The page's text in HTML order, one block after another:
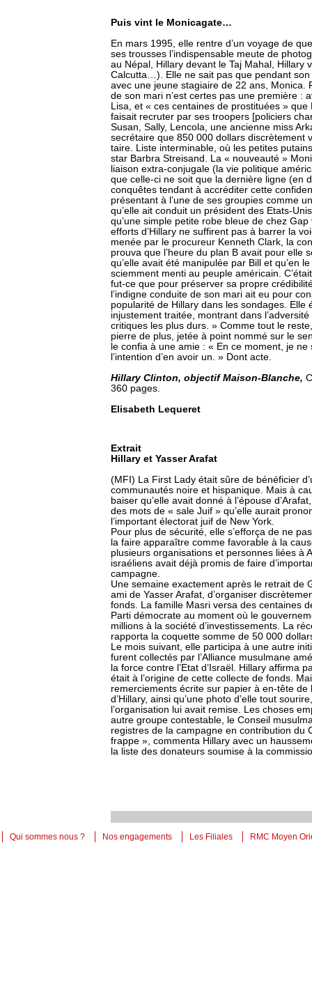
Puis vint le Monicagate…
En mars 1995, elle rentre d’un voyage de
ses trousses l’indispensable meute de
au Népal, Hillary devant le Taj Mahal, Hillary
Calcutta…). Elle ne sait pas que pendant
avec une jeune stagiaire de 22 ans, Monica.
de son mari n’est certes pas une première :
Lisa, et « ces centaines de prostituées » que
faisait recruter par ses troopers [policiers
Susan, Sally, Lencola, une ancienne miss
secrétaire que 850 000 dollars discrètement
taire. Liste interminable, où les petites
star Barbra Streisand. La « nouveauté »
liaison extra-conjugale (la vie politique
que celle-ci ne soit que la dernière ligne (en
conquêtes tendant à accréditer cette
présentant à l’une de ses groupies comme
qu’elle ait conduit un président des Etats-
qu’une simple petite robe bleue de chez
efforts d’Hillary ne suffirent pas à barrer la
menée par le procureur Kenneth Clark, la
prouva que l’heure du plan B avait pour elle
qu’elle avait été manipulée par Bill et qu’en
sciemment menti au peuple américain.
fut-ce que pour préserver sa propre
l’indigne conduite de son mari ait eu pour
popularité de Hillary dans les sondages. Elle
injustement traitée, montrant dans
critiques les plus durs. » Comme tout le
pierre de plus, jetée à point nommé sur le
le confia à une amie : « En ce moment, je ne
l’intention d’en avoir un. » Dont acte.
Hillary Clinton, objectif Maison-Blanche,
360 pages.
Elisabeth Lequeret
Extrait
Hillary et Yasser Arafat
(MFI) La First Lady était sûre de bénéficier
communautés noire et hispanique. Mais à
baiser qu’elle avait donné à l’épouse
des mots de « sale Juif » qu’elle aurait
l’important électorat juif de New York.
Pour plus de sécurité, elle s’efforça de ne
la faire apparaître comme favorable à la
plusieurs organisations et personnes liées à
israéliens avait déjà promis de faire
campagne.
Une semaine exactement après le retrait de
ami de Yasser Arafat, d’organiser
fonds. La famille Masri versa des centaines
Parti démocrate au moment où le
millions à la société d’investissements. La
rapporta la coquette somme de 50 000
Le mois suivant, elle participa à une autre
furent collectés par l’Alliance musulmane
la force contre l’Etat d’Israël. Hillary affirma
était à l’origine de cette collecte de fonds.
remerciements écrite sur papier à en-tête
d’Hillary, ainsi qu’une photo d’elle tout
l’organisation lui avait remise. Les choses
autre groupe contestable, le Conseil
registres de la campagne en contribution du
frappe », commenta Hillary avec un
la liste des donateurs soumise à la
Qui sommes nous ? Nos engagements Les Filiales RMC Moyen